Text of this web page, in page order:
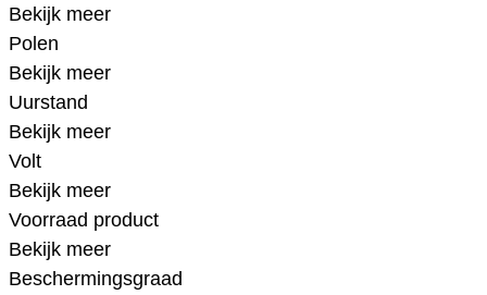
Bekijk meer
Polen
Bekijk meer
Uurstand
Bekijk meer
Volt
Bekijk meer
Voorraad product
Bekijk meer
Beschermingsgraad